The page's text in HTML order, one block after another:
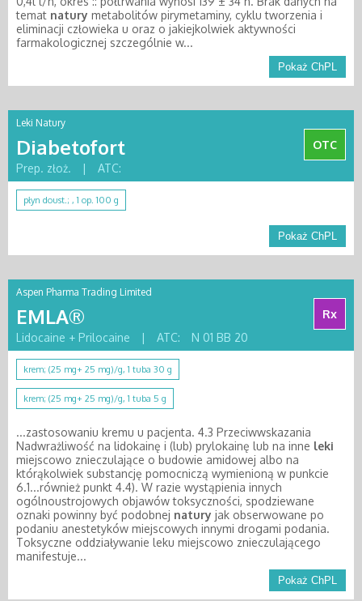
temat natury metabolitów pirymetaminy, cyklu tworzenia i
eliminacji człowieka u oraz o jakiejkolwiek aktywności
farmakologicznej szczególnie w...
Pokaż ChPL
Leki Natury
Diabetofort
OTC
Prep. złoż.
| ATC:
płyn doust.; , 1 op. 100 g
Pokaż ChPL
Aspen Pharma Trading Limited
EMLA®
Rx
Lidocaine + Prilocaine
| ATC: N 01 BB 20
krem; (25 mg+ 25 mg)/g, 1 tuba 30 g
krem; (25 mg+ 25 mg)/g, 1 tuba 5 g
...zastosowaniu kremu u pacjenta. 4.3 Przeciwwskazania
Nadwrażliwość na lidokainę i (lub) prylokainę lub na inne leki
miejscowo znieczulające o budowie amidowej albo na
którąkolwiek substancję pomocniczą wymienioną w punkcie
6.1...również punkt 4.4). W razie wystąpienia innych
ogólnoustrojowych objawów toksyczności, spodziewane
oznaki powinny być podobnej natury jak obserwowane po
podaniu anestetyków miejscowych innymi drogami podania.
Toksyczne oddziaływanie leku miejscowo znieczulającego
manifestuje...
Pokaż ChPL